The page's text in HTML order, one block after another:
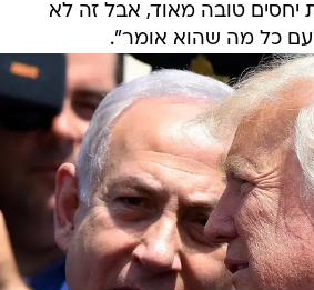
יחסים טובה מאוד, אבל זה לא
עם כל מה שהוא אומר".